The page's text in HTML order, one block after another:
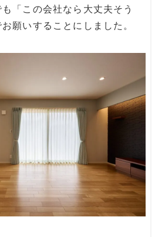
「この会社なら大丈夫そう
願いすることにしました。